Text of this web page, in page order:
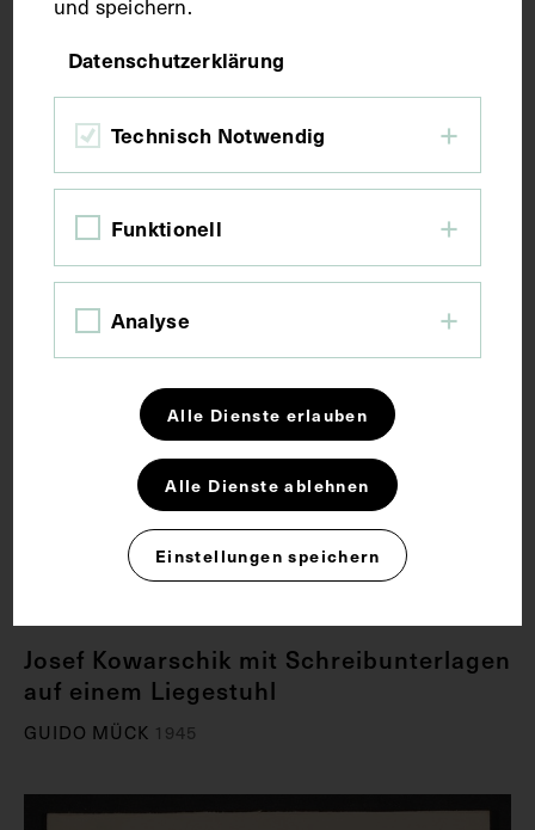
Josef Kowarschik mit Schreibunterlagen
auf einem Liegestuhl
GUIDO MÜCK1945
Josef Kowarschik mit Schreibunterlagen
auf einem Liegestuhl
GUIDO MÜCK 1945
Datenschutzerklärung
Technisch Notwendig
Funktionell
Analyse
Alle Dienste erlauben
Alle Dienste ablehnen
Einstellungen speichern